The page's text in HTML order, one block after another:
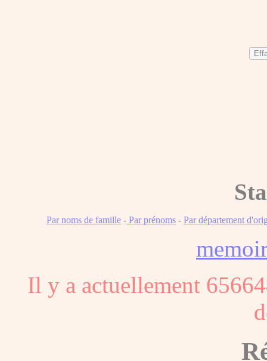
Par noms de famille - Par prénoms - Par département
Il y a actuellement